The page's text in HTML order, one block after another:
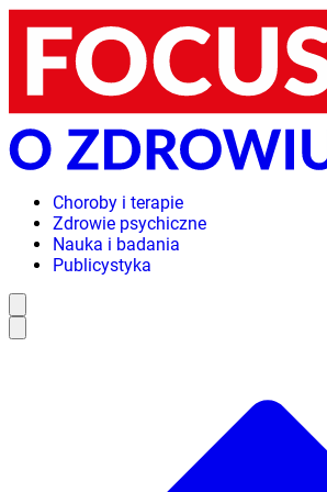
Choroby i terapie
Zdrowie psychiczne
Nauka i badania
Publicystyka